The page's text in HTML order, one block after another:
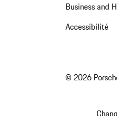
Business and
Accessibilité
© 2026